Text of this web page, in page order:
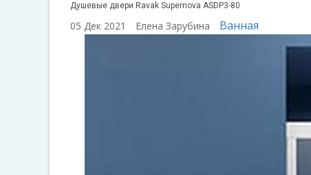
Душевые двери Ravak Supernova ASDP3-80
05 Дек 2021 Елена Зарубина Ванная